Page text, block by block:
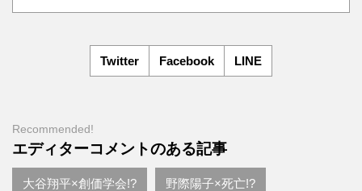
Twitter Facebook LINE
Recommended!
エディターコメントのある記事
大谷翔平×創価学会!? 野際陽子×死亡!?